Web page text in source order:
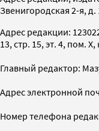
Звенигородская 2-я, д.
Адрес редакции:
13, стр. 15, эт. 4, пом. X,
Главный редактор:
Адрес электронной
Номер телефона